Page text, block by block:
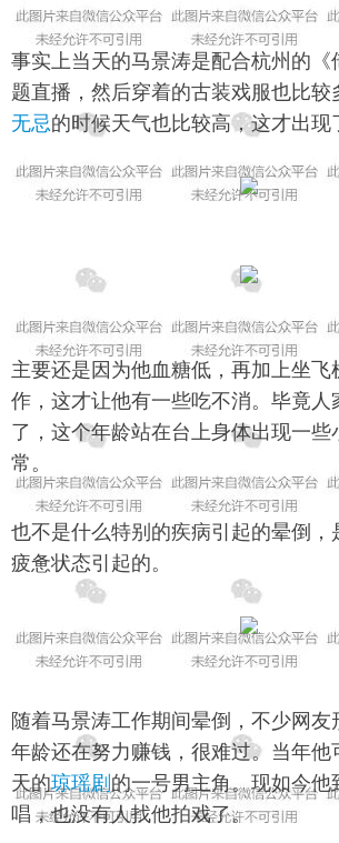
事实上当天的马景涛是配合杭州的《
题直播，然后穿着的古装戏服也比较
无忌的时候天气也比较高，这才出现
主要还是因为他血糖低，再加上坐飞
作，这才让他有一些吃不消。毕竟人
了，这个年龄站在台上身体出现一些
常。
也不是什么特别的疾病引起的晕倒，
疲惫状态引起的。
随着马景涛工作期间晕倒，不少网友
年龄还在努力赚钱，很难过。当年他
天的琼瑶剧的一号男主角。现如今他
唱，也没有人找他拍戏了。